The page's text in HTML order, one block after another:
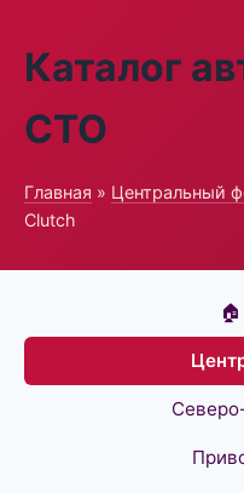
Каталог
СТО
Главная » Центральный
Clutch